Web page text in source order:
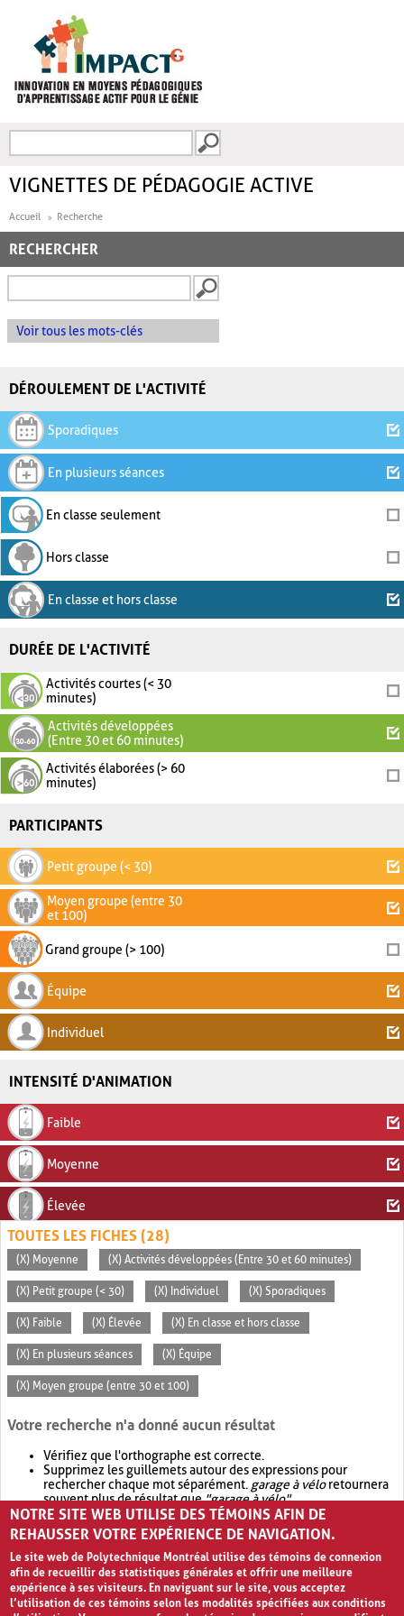
FORMULAIRE DE
VIGNETTES DE PÉDAGOGIE ACTIVE
Accueil Recherche
RECHERCHER
Voir tous les mots-clés
DÉROULEMENT DE L'ACTIVITÉ
Sporadiques
En plusieurs séances
En classe seulement
Hors classe
En classe et hors classe
DURÉE DE L'ACTIVITÉ
Activités courtes (< 30
minutes)
Activités développées
(Entre 30 et 60 minutes)
Activités élaborées (> 60
minutes)
PARTICIPANTS
Petit groupe (< 30)
Moyen groupe (entre 30
et 100)
Grand groupe (> 100)
Équipe
Individuel
INTENSITÉ D'ANIMATION
Faible
Moyenne
Élevée
TOUTES LES FICHES (28)
(X) Moyenne (X) Activités développées (Entre 30 et 60 minutes)
(X) Petit groupe (< 30) (X) Individuel (X) Sporadiques
(X) Faible (X) Élevée (X) En classe et hors classe
(X) En plusieurs séances (X) Équipe
(X) Moyen groupe (entre 30 et 100)
Votre recherche n'a donné aucun résultat
Vérifiez que l'orthographe est correcte.
Supprimez les guillemets autour des expressions pour
rechercher chaque mot séparément. garage à véloretournera
souvent plus de résultat que"garage à vélo".
Envisagez d'élargir votre recherche avec OR.garage OR vélo
retournera souvent plus de résultat quegarage à vélo
NOTRE SITE WEB UTILISE DES TÉMOINS AFIN DE
REHAUSSER VOTRE EXPÉRIENCE DE NAVIGATION.
Le site web de Polytechnique Montréal utilise des témoins de connexion
afin de recueillir des statistiques générales et offrir une meilleure
expérience à ses visiteurs. En naviguant sur le site, vous acceptez
l’utilisation de ces témoins selon les modalités spécifiées aux conditions